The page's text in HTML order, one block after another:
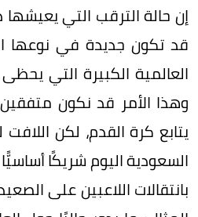
إن حالة الترقب التي
قد تكون جديدة في نوعها
العالمية الكبيرة التي
وهذا الأمر قد نكون
يتابع كرة القدم، لكن اللافت
السعودية اليوم شريكًا
بانتقالات اللاعبين على